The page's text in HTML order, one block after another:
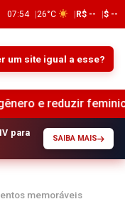
07:54 26°C R$ -- $ --
um site igual a esse?
feminicídios no
para
SAIBA MAIS
memoráveis